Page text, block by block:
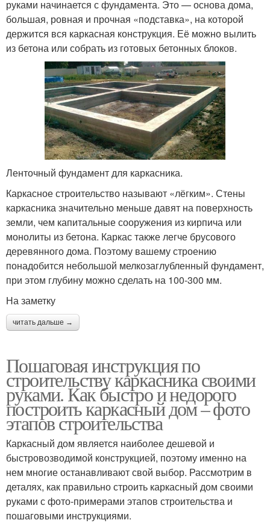
руками начинается с фундамента. Это — основа дома,
большая, ровная и прочная «подставка», на которой
держится вся каркасная конструкция. Её можно вылить
из бетона или собрать из готовых бетонных блоков.
Ленточный фундамент для каркасника.
Каркасное строительство называют «лёгким». Стены
каркасника значительно меньше давят на поверхность
земли, чем капитальные сооружения из кирпича или
монолиты из бетона. Каркас также легче брусового
деревянного дома. Поэтому вашему строению
понадобится небольшой мелкозаглубленный фундамент,
при этом глубину можно сделать на 100-300 мм.
На заметку
читать дальше →
Пошаговая инструкция по
строительству каркасника своими
руками. Как быстро и недорого
построить каркасный дом – фото
этапов строительства
Каркасный дом является наиболее дешевой и
быстровозводимой конструкцией, поэтому именно на
нем многие останавливают свой выбор. Рассмотрим в
деталях, как правильно строить каркасный дом своими
руками с фото-примерами этапов строительства и
пошаговыми инструкциями.